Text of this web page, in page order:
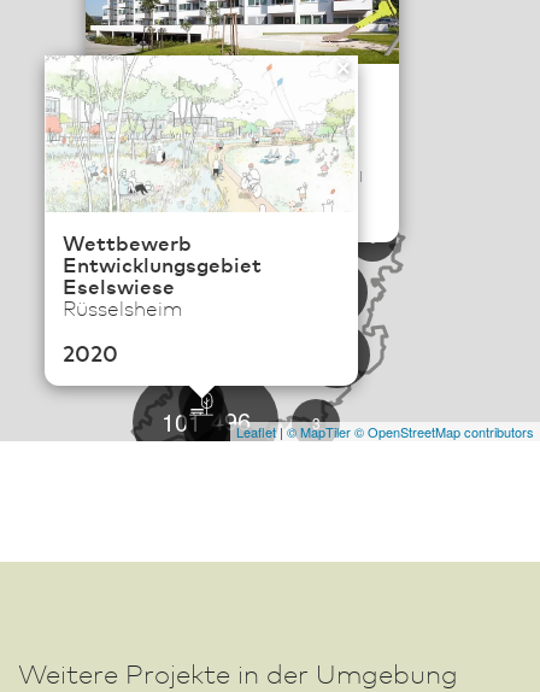
6
114
3
101 496
37 Wohneinheiten für die
GWH
Marburg
SCHULZE SCHULZE BERGER, Kassel
2020
Wettbewerb
Entwicklungsgebiet
Eselswiese
Rüsselsheim
2020
×
Leaflet|© MapTiler© OpenStreetMap contributors
Weitere Projekte in der Umgebung